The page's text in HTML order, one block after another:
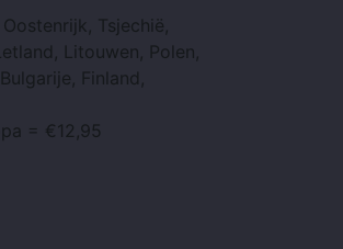
Tsjechië,
Litouwen, Polen,
Finland,
= €12,95